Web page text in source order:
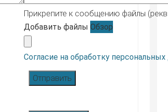
Прикрепите к сообщению файлы
Добавить файлы Обзор
Согласие на обработку
Отправить